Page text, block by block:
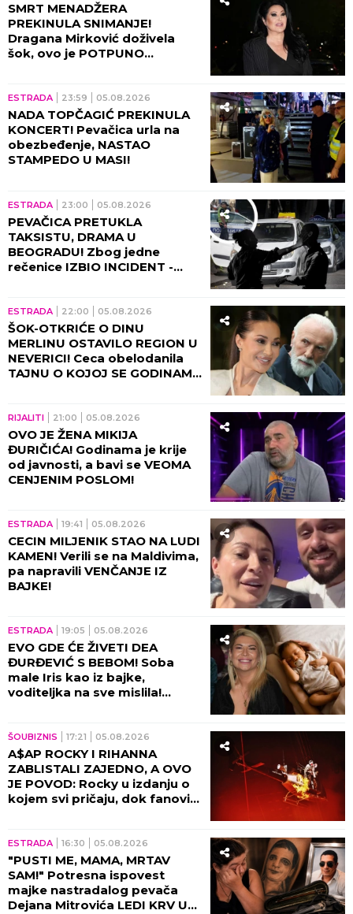
SMRT MENADŽERA
PREKINULA SNIMANJE!
Dragana Mirković doživela
šok, ovo je POTPUNO
ESTRADA 23:59 05.08.2026
NADA TOPČAGIĆ PREKINULA
KONCERT! Pevačica urla na
obezbeđenje, NASTAO
STAMPEDO U MASI!
ESTRADA 23:00 05.08.2026
PEVAČICA PRETUKLA
TAKSISTU, DRAMA U
BEOGRADU! Zbog jedne
rečenice IZBIO INCIDENT -
ESTRADA 22:00 05.08.2026
ŠOK-OTKRIĆE O DINU
MERLINU OSTAVILO REGION U
NEVERICI! Ceca obelodanila
TAJNU O KOJOJ SE GODINAMA
RIJALITI 21:00 05.08.2026
OVO JE ŽENA MIKIJA
ĐURIČIĆA! Godinama je krije
od javnosti, a bavi se VEOMA
CENJENIM POSLOM!
ESTRADA 19:41 05.08.2026
CECIN MILJENIK STAO NA LUDI
KAMEN! Verili se na Maldivima,
pa napravili VENČANJE IZ
BAJKE!
ESTRADA 19:05 05.08.2026
EVO GDE ĆE ŽIVETI DEA
ĐURĐEVIĆ S BEBOM! Soba
male Iris kao iz bajke,
voditeljka na sve mislila!
ŠOUBIZNIS 17:21 05.08.2026
A$AP ROCKY I RIHANNA
ZABLISTALI ZAJEDNO, A OVO
JE POVOD: Rocky u izdanju o
kojem svi pričaju, dok fanovi
Beogradskoj Areni!
ESTRADA 16:30 05.08.2026
"PUSTI ME, MAMA, MRTAV
SAM!" Potresna ispovest
majke nastradalog pevača
Dejana Mitrovića LEDI KRV U